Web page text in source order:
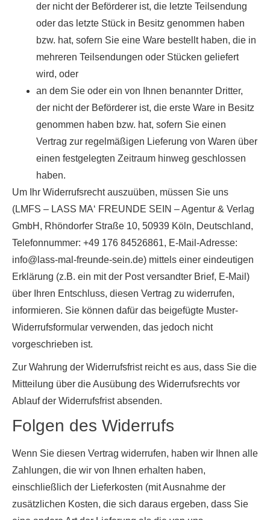
der nicht der Beförderer ist, die letzte Teilsendung
oder das letzte Stück in Besitz genommen haben
bzw. hat, sofern Sie eine Ware bestellt haben, die in
mehreren Teilsendungen oder Stücken geliefert
wird, oder
an dem Sie oder ein von Ihnen benannter Dritter,
der nicht der Beförderer ist, die erste Ware in Besitz
genommen haben bzw. hat, sofern Sie einen
Vertrag zur regelmäßigen Lieferung von Waren über
einen festgelegten Zeitraum hinweg geschlossen
haben.
Um Ihr Widerrufsrecht auszuüben, müssen Sie uns
(LMFS – LASS MA‘ FREUNDE SEIN – Agentur & Verlag
GmbH, Rhöndorfer Straße 10, 50939 Köln, Deutschland,
Telefonnummer: +49 176 84526861, E-Mail-Adresse:
info@lass-mal-freunde-sein.de) mittels einer eindeutigen
Erklärung (z.B. ein mit der Post versandter Brief, E-Mail)
über Ihren Entschluss, diesen Vertrag zu widerrufen,
informieren. Sie können dafür das beigefügte Muster-
Widerrufsformular verwenden, das jedoch nicht
vorgeschrieben ist.
Zur Wahrung der Widerrufsfrist reicht es aus, dass Sie die
Mitteilung über die Ausübung des Widerrufsrechts vor
Ablauf der Widerrufsfrist absenden.
Folgen des Widerrufs
Wenn Sie diesen Vertrag widerrufen, haben wir Ihnen alle
Zahlungen, die wir von Ihnen erhalten haben,
einschließlich der Lieferkosten (mit Ausnahme der
zusätzlichen Kosten, die sich daraus ergeben, dass Sie